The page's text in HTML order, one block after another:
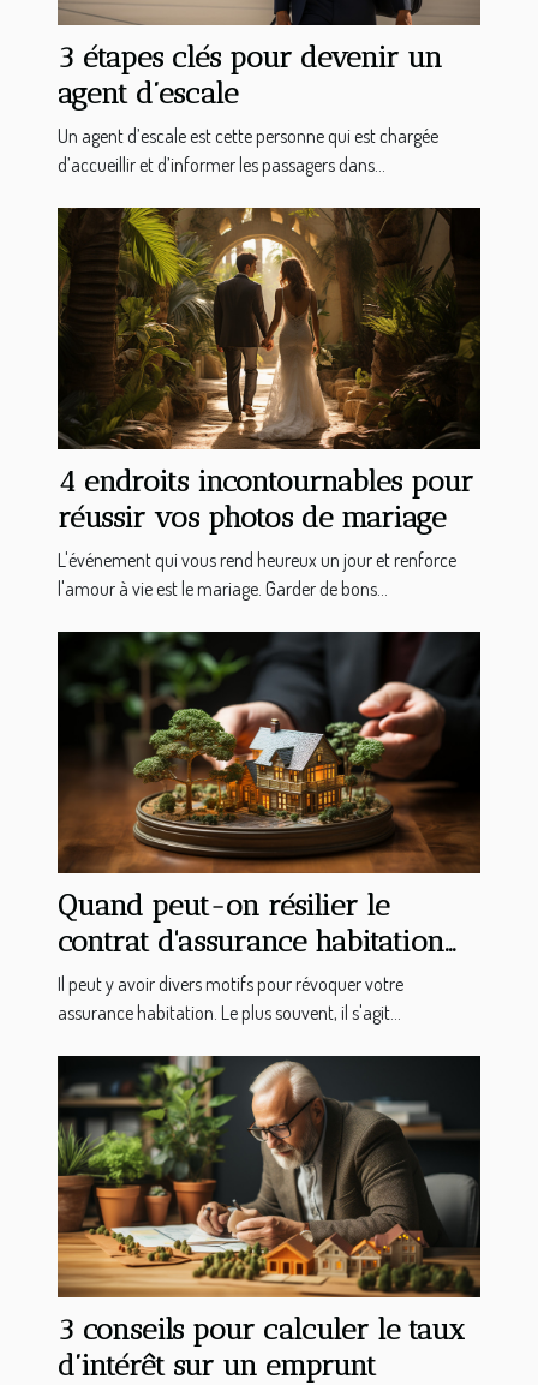
3 étapes clés pour devenir un
agent d’escale
Un agent d’escale est cette personne qui est chargée
d’accueillir et d’informer les passagers dans...
4 endroits incontournables pour
réussir vos photos de mariage
L'événement qui vous rend heureux un jour et renforce
l'amour à vie est le mariage. Garder de bons...
Quand peut-on résilier le
contrat d'assurance habitation
ou appartement ?
Il peut y avoir divers motifs pour révoquer votre
assurance habitation. Le plus souvent, il s'agit...
3 conseils pour calculer le taux
d’intérêt sur un emprunt